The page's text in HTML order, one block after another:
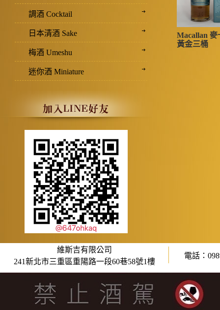
調酒 Cocktail
日本清酒 Sake
梅酒 Umeshu
迷你酒 Miniature
Macallan 麥
黃金三桶
維斯吉有限公司
241新北市三重區重陽路一段60巷58號1樓
電話：